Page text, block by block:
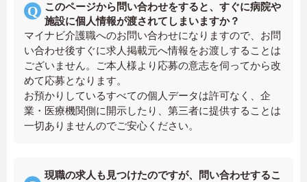
このページから問い合わせをすると、すぐに病院や
施設に個人情報が渡されてしまいますか？
マイナビ介護職へのお問い合わせになりますので、お問
い合わせ後すぐに求人掲載元へ情報をお渡しすることは
ございません。ご本人様より応募の意志を伺ってから改
めて応募となります。
お預かりしているすべての個人データは許可なく、企
業・医療機関側に開示したり、第三者に提供することは
一切ありませんのでご安心ください。
現職の求人も見つけたのですが、問い合わせするこ